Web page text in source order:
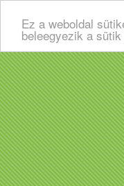
Ez a weboldal
beleegyezik a